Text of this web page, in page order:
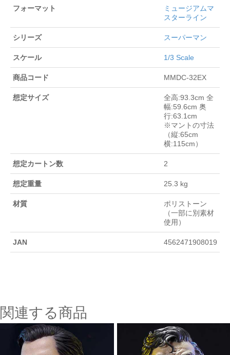
フォーマット
ミュージアムマ
スターライン
シリーズ スーパーマン
スケール 1/3 Scale
商品コード MMDC-32EX
想定サイズ
全高:93.3cm 全
幅:59.6cm 奥
行:63.1cm
※マントの寸法
（縦:65cm
横:115cm）
想定カートン数 2
想定重量 25.3 kg
材質
ポリストーン
（一部に別素材
使用）
JAN 4562471908019
関連する商品